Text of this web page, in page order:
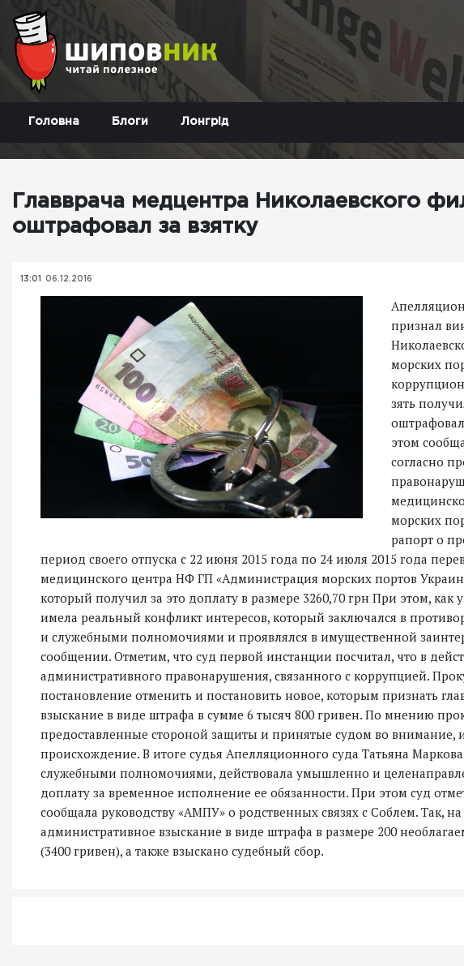
Головна Блоги Лонгрід
Главврача медцентра Николаевского
оштрафовал за взятку
13:01 06.12.2016
признал
морских
зять
этом
согласно
морских
рапорт о
период своего отпуска с 22 июня 2015 года по 24 июля 2015 года
медицинского центра НФ ГП «Администрация морских портов
который получил за это доплату в размере 3260,70 грн При этом, как
имела реальный конфликт интересов, который заключался в
и служебными полномочиями и проявлялся в имущественной
сообщении. Отметим, что суд первой инстанции посчитал, что в
административного правонарушения, связанного с коррупцией.
постановление отменить и постановить новое, которым признать
взыскание в виде штрафа в сумме 6 тысяч 800 гривен. По мнению
предоставленные стороной защиты и принятые судом во внимание,
происхождение. В итоге судья Апелляционного суда Татьяна Маркова
служебными полномочиями, действовала умышленно и
доплату за временное исполнение ее обязанности. При этом суд
сообщала руководству «АМПУ» о родственных связях с Соблем. Так,
административное взыскание в виде штрафа в размере 200
(3400 гривен), а также взыскано судебный сбор.